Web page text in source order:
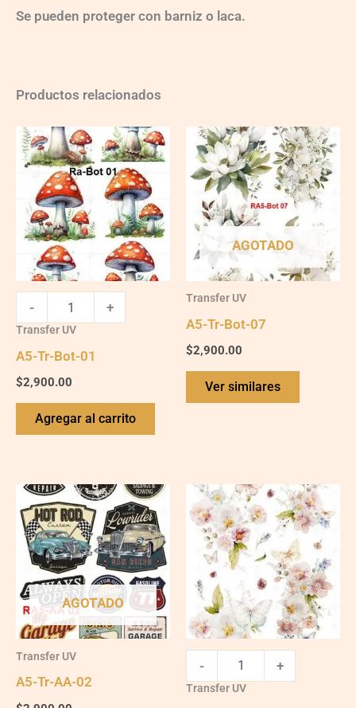
Se pueden proteger con barniz o laca.
Productos relacionados
A5-
Tr-
Bot-
quantity
- +
Transfer UV
A5-Tr-Bot-01
$2,900.00
Agregar al carrito
AGOTADO
Transfer UV
A5-Tr-Bot-07
$2,900.00
Ver similares
AGOTADO
Transfer UV
A5-Tr-AA-02
A5-
Tr-
Bot-
quantity
- +
Transfer UV